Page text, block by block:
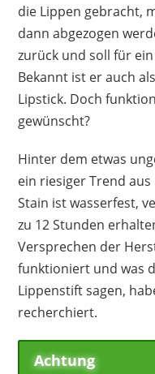
Nachteile
zufällige
die Lippen gebracht,
dann abgezogen
zurück und soll für
Bekannt ist er auch
Lipstick. Doch
gewünscht?
Hinter dem etwas
ein riesiger Trend
Stain ist wasserfest,
zu 12 Stunden
Versprechen der
funktioniert und was
Lippenstift sagen,
recherchiert.
Achtung